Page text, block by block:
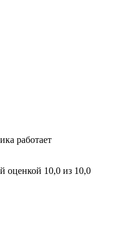
работает
оценкой 10,0 из 10,0